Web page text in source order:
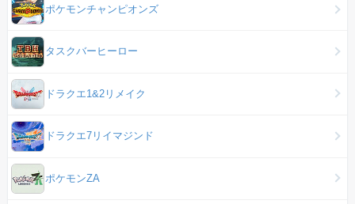
ポケモンチャンピオンズ
タスクバーヒーロー
ドラクエ1&2リメイク
ドラクエ7リイマジンド
ポケモンZA